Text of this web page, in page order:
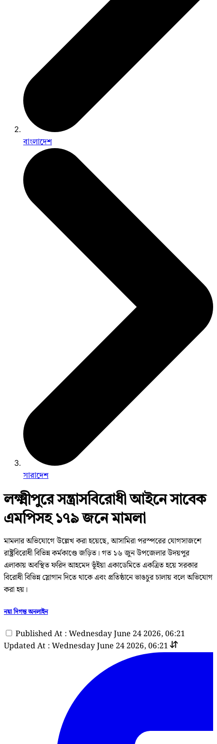
বাংলাদেশ
সারাদেশ
লক্ষ্মীপুরে সন্ত্রাসবিরোধী আইনে সাবেক
এমপিসহ ১৭৯ জনে মামলা
মামলার অভিযোগে উল্লেখ করা হয়েছে, আসামিরা পরস্পরের যোগসাজশে
রাষ্ট্রবিরোধী বিভিন্ন কর্মকাণ্ডে জড়িত। গত ১৬ জুন উপজেলার উদয়পুর
এলাকায় অবস্থিত ফরিদ আহমেদ ভূঁইয়া একাডেমিতে একত্রিত হয়ে সরকার
বিরোধী বিভিন্ন স্লোগান দিতে থাকে এবং প্রতিষ্ঠানে ভাঙচুর চালায় বলে অভিযোগ
করা হয়।
নয়া দিগন্ত অনলাইন
Published At : Wednesday June 24 2026, 06:21
Updated At : Wednesday June 24 2026, 06:21